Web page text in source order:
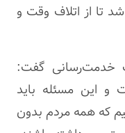
تا از اتلاف وقت و
خدمت‌رسانی گفت:
این مسئله باید
که همه مردم بدون